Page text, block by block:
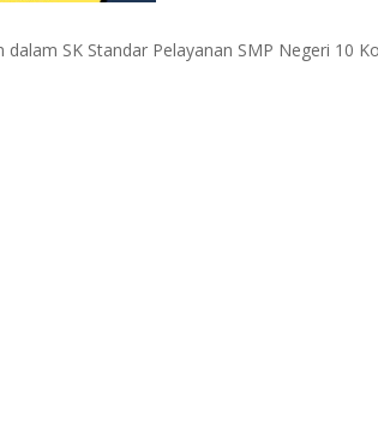
SK Standar Pelayanan SMP Negeri 10